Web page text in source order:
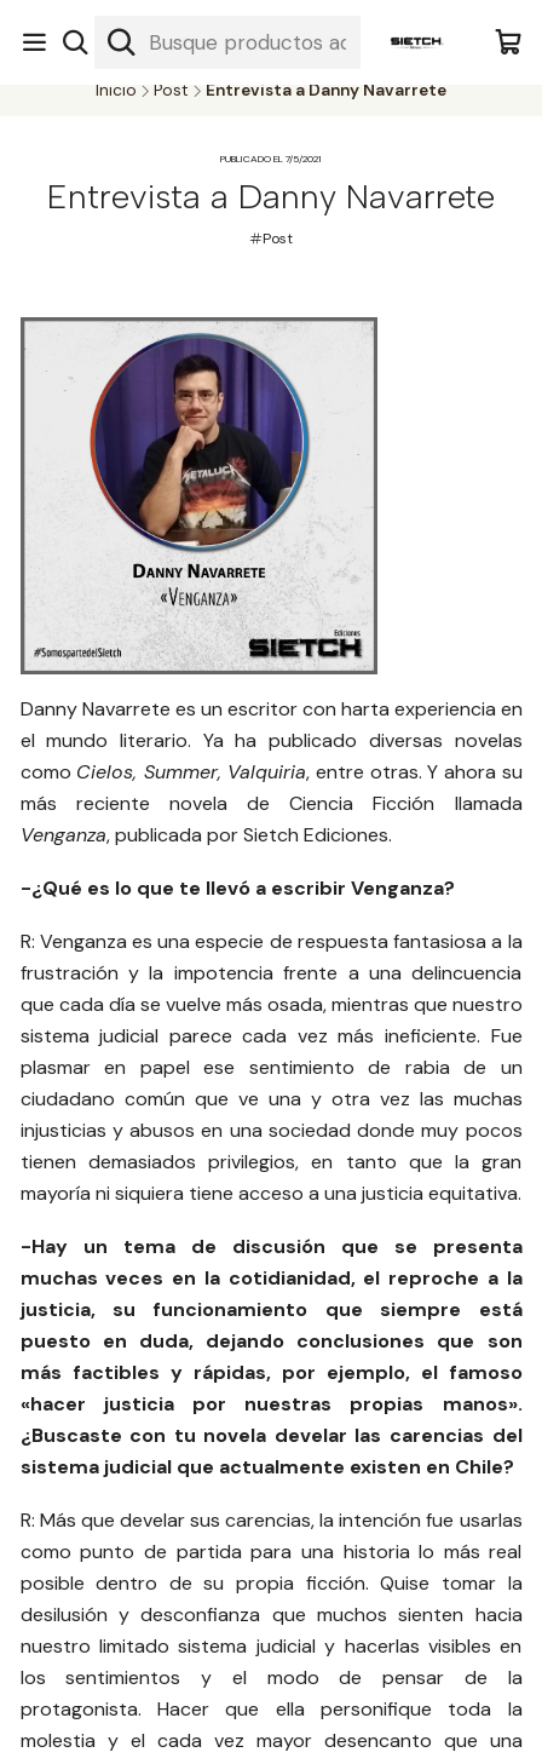
Nuestra librería - Serrano 317 local 3 - Limache.
#SomospartedelSietch
Inicio Post Entrevista a Danny Navarrete
PUBLICADO EL 7/5/2021
Entrevista a Danny Navarrete
Post
Danny Navarrete es un escritor con harta experiencia en
el mundo literario. Ya ha publicado diversas novelas
como Cielos, Summer, Valquiria, entre otras. Y ahora su
más reciente novela de Ciencia Ficción llamada
Venganza, publicada por Sietch Ediciones.
-¿Qué es lo que te llevó a escribir Venganza?
R: Venganza es una especie de respuesta fantasiosa a la
frustración y la impotencia frente a una delincuencia
que cada día se vuelve más osada, mientras que nuestro
sistema judicial parece cada vez más ineficiente. Fue
plasmar en papel ese sentimiento de rabia de un
ciudadano común que ve una y otra vez las muchas
injusticias y abusos en una sociedad donde muy pocos
tienen demasiados privilegios, en tanto que la gran
mayoría ni siquiera tiene acceso a una justicia equitativa.
-Hay un tema de discusión que se presenta
muchas veces en la cotidianidad, el reproche a la
justicia, su funcionamiento que siempre está
puesto en duda, dejando conclusiones que son
más factibles y rápidas, por ejemplo, el famoso
«hacer justicia por nuestras propias manos».
¿Buscaste con tu novela develar las carencias del
sistema judicial que actualmente existen en Chile?
R: Más que develar sus carencias, la intención fue usarlas
como punto de partida para una historia lo más real
posible dentro de su propia ficción. Quise tomar la
desilusión y desconfianza que muchos sienten hacia
nuestro limitado sistema judicial y hacerlas visibles en
los sentimientos y el modo de pensar de la
protagonista. Hacer que ella personifique toda la
molestia y el cada vez mayor desencanto que una